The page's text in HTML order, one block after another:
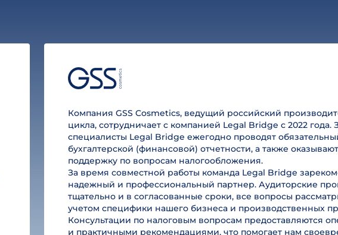
Компания GSS Cosmetics, ведущий российский
цикла, сотрудничает с компанией Legal Bridge с 2022 года.
специалисты Legal Bridge ежегодно проводят
бухгалтерской (финансовой) отчетности, а также
поддержку по вопросам налогообложения.
За время совместной работы команда Legal Bridge
надежный и профессиональный партнер. Аудиторские
тщательно и в согласованные сроки, все вопросы
учетом специфики нашего бизнеса и производственных
Консультации по налоговым вопросам предоставляются
и практичными рекомендациями, что помогает нам